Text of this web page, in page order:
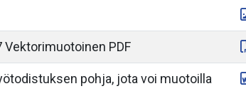
PDF
pohja, jota voi muotoilla